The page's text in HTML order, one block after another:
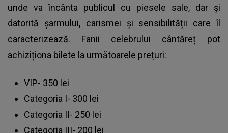
unde va încânta publicul cu piesele sale, dar și
datorită șarmului, carismei și sensibilității care îl
caracterizează. Fanii celebrului cântăreț pot
achiziționa bilete la următoarele prețuri:
VIP- 350 lei
Categoria I- 300 lei
Categoria II- 250 lei
Categoria III- 200 lei